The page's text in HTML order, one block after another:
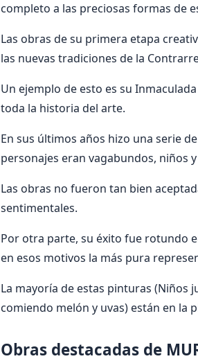
completo a las preciosas formas de
Las obras de su primera etapa
las nuevas tradiciones de la
Un ejemplo de esto es su
toda la historia del arte.
En sus últimos años hizo una serie
personajes eran vagabundos, niños
Las obras no fueron tan bien
sentimentales.
Por otra parte, su éxito fue rotundo
en esos motivos la más pura
La mayoría de estas pinturas (Niños
comiendo melón y uvas) están en la
Obras destacadas de